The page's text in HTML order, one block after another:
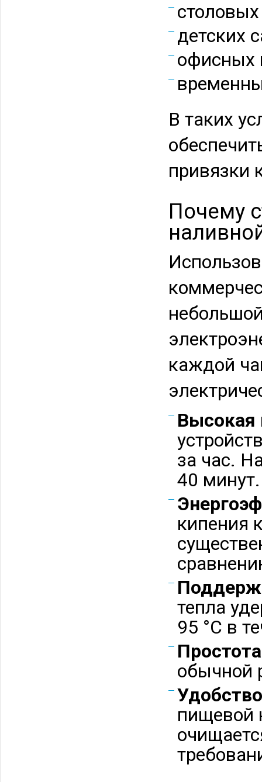
детских
офисных
В таких
привязки
Почему
каждой
Высокая
за час.
40 минут.
кипения
тепла
95 °C в
обычной
пищевой